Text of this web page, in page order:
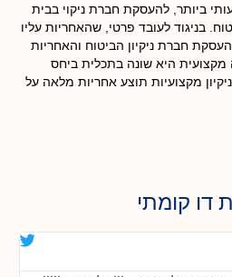
ביותר, להעסקת חברת ניקוי בבית
בניגוד לעובד פרטי, שהאחריות עליו
חברת ניקיון הביטוח והאחריות
היא שונה בתכלית ביחס
מקצועיות תוצע אחריות מלאה על
דו קומתי